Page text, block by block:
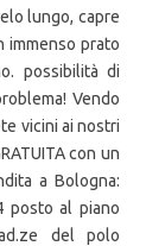
lungo, capre
immenso prato
possibilità di
Vendo
vicini ai nostri
con un
a Bologna:
posto al piano
del polo